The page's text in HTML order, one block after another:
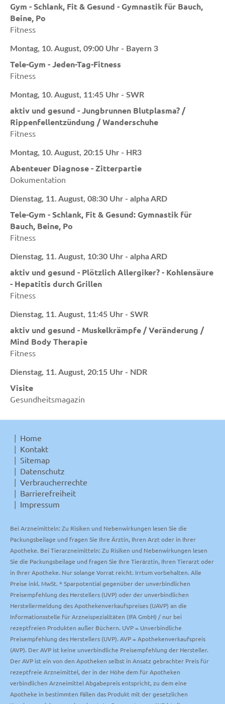
Gym - Schlank, Fit & Gesund - Gymnastik für Bauch,
Beine, Po
Fitness
Montag, 10. August, 09:00 Uhr - Bayern 3
Tele-Gym - Jeden-Tag-Fitness
Fitness
Montag, 10. August, 11:45 Uhr - SWR
aktiv und gesund - Jungbrunnen Blutplasma? /
Rippenfellentzündung / Wanderschuhe
Fitness
Montag, 10. August, 20:15 Uhr - HR3
Abenteuer Diagnose - Zitterpartie
Dokumentation
Dienstag, 11. August, 08:30 Uhr - alpha ARD
Tele-Gym - Schlank, Fit & Gesund: Gymnastik für
Bauch, Beine, Po
Fitness
Dienstag, 11. August, 10:30 Uhr - alpha ARD
aktiv und gesund - Plötzlich Allergiker? - Kohlensäure
- Hepatitis durch Grillen
Fitness
Dienstag, 11. August, 11:45 Uhr - SWR
aktiv und gesund - Muskelkrämpfe / Veränderung /
Mind Body Therapie
Fitness
Dienstag, 11. August, 20:15 Uhr - NDR
Visite
Gesundheitsmagazin
Home
Kontakt
Sitemap
Datenschutz
Verbraucherrechte
Barrierefreiheit
Impressum
Bei Arzneimitteln: Zu Risiken und Nebenwirkungen lesen Sie die
Packungsbeilage und fragen Sie Ihre Ärztin, Ihren Arzt oder in Ihrer
Apotheke. Bei Tierarzneimitteln: Zu Risiken und Nebenwirkungen lesen
Sie die Packungsbeilage und fragen Sie Ihre Tierärztin, Ihren Tierarzt oder
in Ihrer Apotheke. Nur solange Vorrat reicht. Irrtum vorbehalten. Alle
Preise inkl. MwSt. * Sparpotential gegenüber der unverbindlichen
Preisempfehlung des Herstellers (UVP) oder der unverbindlichen
Herstellermeldung des Apothekenverkaufspreises (UAVP) an die
Informationsstelle für Arzneispezialitäten (IFA GmbH) / nur bei
rezeptfreien Produkten außer Büchern. UVP = Unverbindliche
Preisempfehlung des Herstellers (UVP). AVP = Apothekenverkaufspreis
(AVP). Der AVP ist keine unverbindliche Preisempfehlung der Hersteller.
Der AVP ist ein von den Apotheken selbst in Ansatz gebrachter Preis für
rezeptfreie Arzneimittel, der in der Höhe dem für Apotheken
verbindlichen Arzneimittel Abgabepreis entspricht, zu dem eine
Apotheke in bestimmten Fällen das Produkt mit der gesetzlichen